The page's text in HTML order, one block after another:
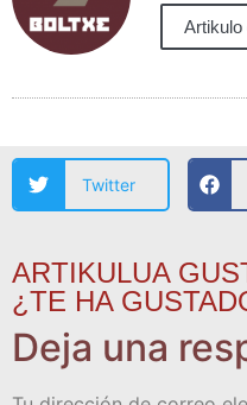
Artikulo
Twitter
ARTIKULUA
¿TE HA
Deja una